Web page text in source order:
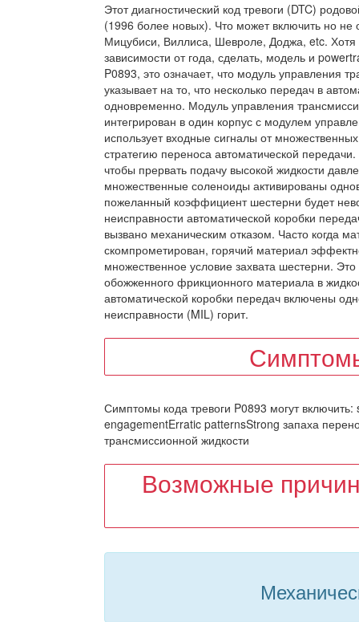
Этот диагностический код тревоги (DTC)
(1996 более новых). Что может включить но
Мицубиси, Виллиса, Шевроле, Доджа, etc. Хотя
зависимости от года, сделать, модель и
P0893, это означает, что модуль управления
указывает на то, что несколько передач в
одновременно. Модуль управления
интегрирован в один корпус с модулем
использует входные сигналы от
стратегию переноса автоматической
чтобы прервать подачу высокой жидкости
множественные соленоиды активированы
пожеланный коэффициент шестерни будет
неисправности автоматической коробки
вызвано механическим отказом. Часто когда
скомпрометирован, горячий материал
множественное условие захвата шестерни.
обожженного фрикционного материала в
автоматической коробки передач включены
неисправности (MIL) горит.
Симптомы кода тревоги P0893 могут
engagementErratic patternsStrong запаха
трансмиссионной жидкости
Возможные